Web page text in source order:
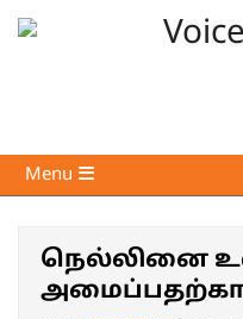
Skip
Voice
of
Primary
Navigation
Menu
நெல்லினை